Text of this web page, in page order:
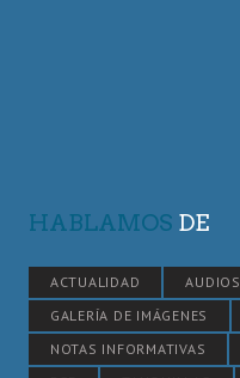
HABLAMOS DE
ACTUALIDAD AUDIOS
GALERÍA DE IMÁGENES
NOTAS INFORMATIVAS